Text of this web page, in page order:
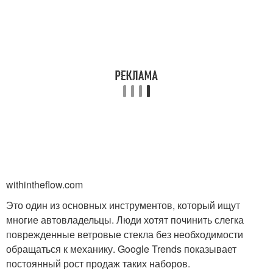
withintheflow.com
Это один из основных инструментов, который ищут
многие автовладельцы. Люди хотят починить слегка
поврежденные ветровые стекла без необходимости
обращаться к механику. Google Trends показывает
постоянный рост продаж таких наборов.